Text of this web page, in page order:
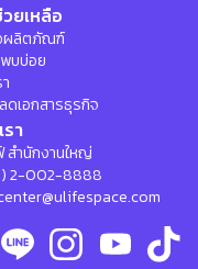
ยเหลือ
ผลิตภัณฑ์
บบ่อย
ดเอกสารธุรกิจ
า
สำนักงานใหญ่
2-002-8888